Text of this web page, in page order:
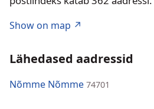
Show on map ↗
Lähedased aadressid
Nõmme Nõmme 74701